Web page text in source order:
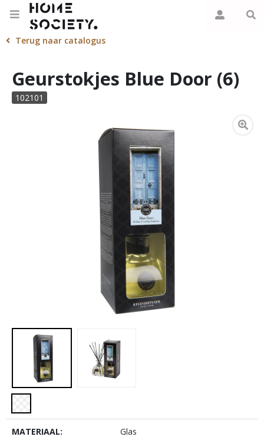
Terug naar catalogus
Geurstokjes Blue Door (6)
102101
MATERIAAL:
Glas